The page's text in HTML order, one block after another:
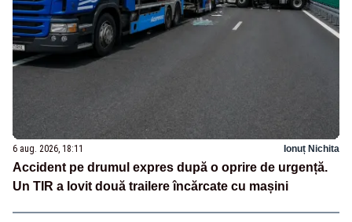
6 aug. 2026, 18:11 Ionuț Nichita
Accident pe drumul expres după o oprire de urgență.
Un TIR a lovit două trailere încărcate cu mașini